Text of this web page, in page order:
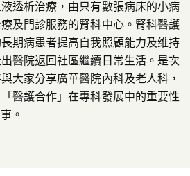
透析治療，由只有數張病床的小病
及門診服務的腎科中心。腎科醫護
期病患者提高自我照顧能力及维持
醫院返回社區繼續日常生活。是次
大家分享廣華醫院內科及老人科，
醫護合作」在專科發展中的重要性
。